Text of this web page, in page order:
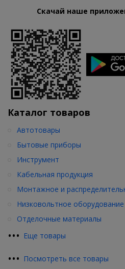
Скачай наше
Каталог товаров
••• Еще товары
Автотовары
Бытовые приборы
Инструмент
Кабельная продукция
Монтажное и
Низковольтное оборудование
Отделочные материалы
••• Посмотреть все товары